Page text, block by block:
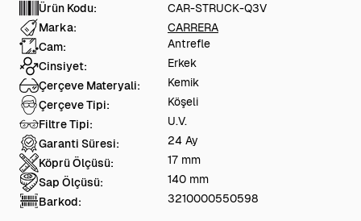
Ürün Kodu:
CAR-STRUCK-Q3V
Marka:
CARRERA
Cam:
Antrefle
Cinsiyet:
Erkek
Çerçeve Materyali:
Kemik
Çerçeve Tipi:
Köşeli
Filtre Tipi:
U.V.
Garanti Süresi:
24 Ay
Köprü Ölçüsü:
17 mm
Sap Ölçüsü:
140 mm
Barkod:
3210000550598